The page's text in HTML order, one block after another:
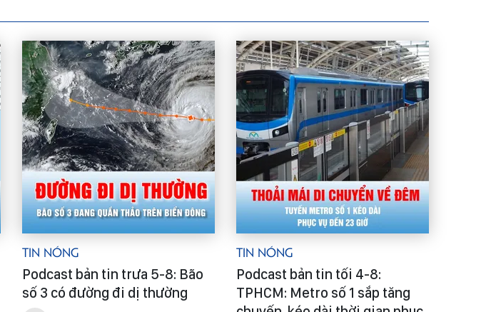
Tin Nóng
Podcast bản tin trưa 5-8: Bão
số 3 có đường đi dị thường
Tin Nóng
Podcast bản tin tối 4-8:
TPHCM: Metro số 1 sắp tăng